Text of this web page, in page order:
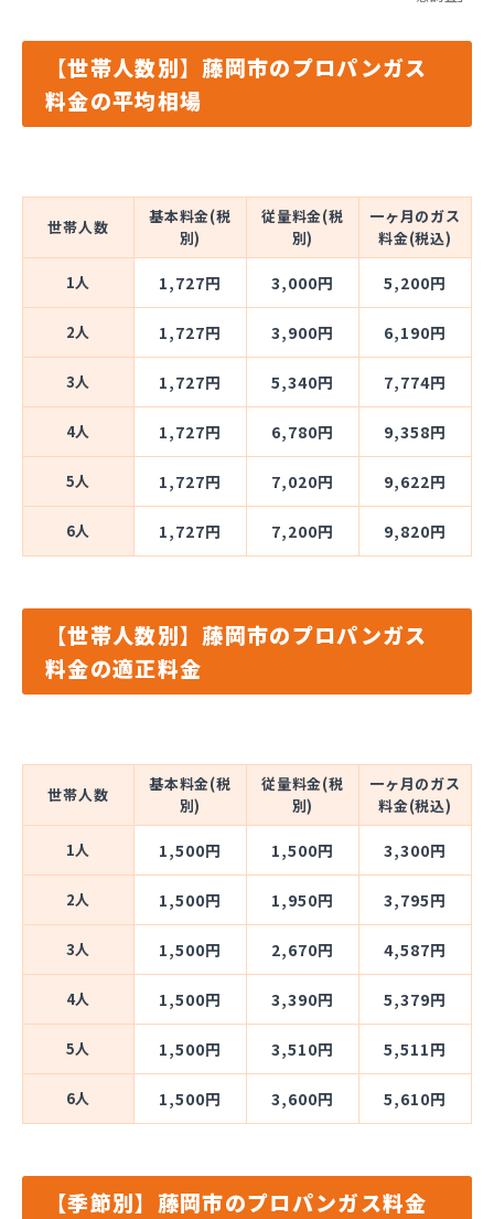
【世帯人数別】藤岡市のプロパンガス
料金の平均相場
世帯人数
基本料金(税
別)
従量料金(税
別)
一ヶ月のガス
料金(税込)
1人 1,727円 3,000円 5,200円
2人 1,727円 3,900円 6,190円
3人 1,727円 5,340円 7,774円
4人 1,727円 6,780円 9,358円
5人 1,727円 7,020円 9,622円
6人 1,727円 7,200円 9,820円
【世帯人数別】藤岡市のプロパンガス
料金の適正料金
世帯人数
基本料金(税
別)
従量料金(税
別)
一ヶ月のガス
料金(税込)
1人 1,500円 1,500円 3,300円
2人 1,500円 1,950円 3,795円
3人 1,500円 2,670円 4,587円
4人 1,500円 3,390円 5,379円
5人 1,500円 3,510円 5,511円
6人 1,500円 3,600円 5,610円
【季節別】藤岡市のプロパンガス料金